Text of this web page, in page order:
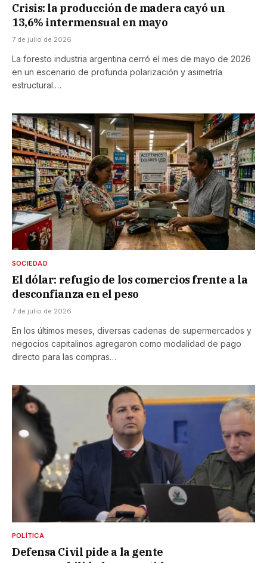
Crisis: la producción de madera cayó un
13,6% intermensual en mayo
7 de julio de 2026
La foresto industria argentina cerró el mes de mayo de 2026
en un escenario de profunda polarización y asimetría
estructural.…
SOCIEDAD
El dólar: refugio de los comercios frente a la
desconfianza en el peso
7 de julio de 2026
En los últimos meses, diversas cadenas de supermercados y
negocios capitalinos agregaron como modalidad de pago
directo para las compras…
POLÍTICA
Defensa Civil pide a la gente